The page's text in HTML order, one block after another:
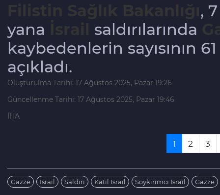
,
yana
saldırılarında
kaybedenlerin sayısının
açıkladı.
Oluşturulma Tarihi: 17 Ağustos 2025, Pazar 19:26
Güncellenme Tarihi: 17 Ağustos 2025, Pazar 19:46
İHA
1 2 3
Gazze Israil Saldırı Katil Israil Soykırımcı Israil Gazze